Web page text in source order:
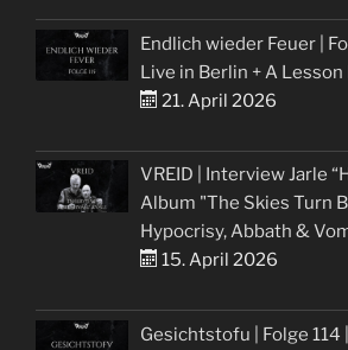
Endlich wieder Feuer |
Live in Berlin + A Lesson
21. April 2026
VREID | Interview Jarle
Album "The Skies Turn
Hypocrisy, Abbath &
15. April 2026
Gesichtstofu | Folge 114